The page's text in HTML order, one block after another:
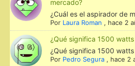
mercado?
¿Cuál es el aspirador de
Por Laura Roman , hace 2
¿Qué significa 1500
¿Qué significa 1500
Por Pedro Segura , hace 2